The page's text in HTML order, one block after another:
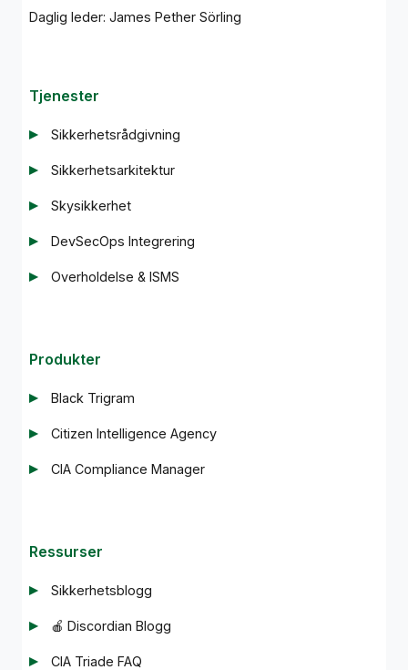
Daglig leder: James Pether Sörling
Tjenester
Sikkerhetsrådgivning
Sikkerhetsarkitektur
Skysikkerhet
DevSecOps Integrering
Overholdelse & ISMS
Produkter
Black Trigram
Citizen Intelligence Agency
CIA Compliance Manager
Ressurser
Sikkerhetsblogg
🍎 Discordian Blogg
CIA Triade FAQ